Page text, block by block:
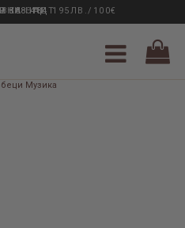
ОПИТ
НАД 195ЛВ./100€
888 484
Музика